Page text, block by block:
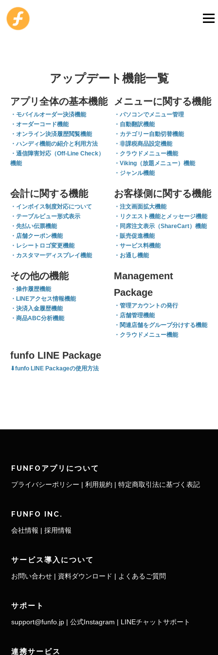
メニ
アカウント作成
無料
店舗ログイン
beta
アップデート機能一覧
アプリ全体の基本機能
・モバイルオーダー決済機能
・オーダーコード機能
・オンライン決済履歴閲覧機能
・ハンディ機能の紹介と利用方法
・通信障害対応（Off-Line Check）
機能
メニューに関する機能
・パソコンでメニュー管理
・自動翻訳機能
・カテゴリー自動切替機能
・非課税商品設定機能
・クラウドメニュー機能
・Viking（放題メニュー）機能
・ジャンル機能
会計に関する機能
・インボイス制度対応について
・テーブルビュー形式表示
・先払い伝票機能
・店舗クーポン機能
・レシートロゴ変更機能
・カスタマーディスプレイ機能
お客様側に関する機能
・注文画面拡大機能
・リクエスト機能とメッセージ機能
・同席注文表示（ShareCart）機能
・販売促進機能
・サービス料機能
・お通し機能
その他の機能
・操作履歴機能
・LINEアクセス情報機能
・決済入金履歴機能
・商品ABC分析機能
Management
Package
・管理アカウントの発行
・店舗管理機能
・関連店舗をグループ分けする機能
・クラウドメニュー機能
funfo LINE Package
funfo LINE Packageの使用方法
FUNFOアプリについて
プライバシーポリシー | 利用規約 | 特定商取引法に基づく表記
FUNFO INC.
会社情報 | 採用情報
サービス導入について
お問い合わせ | 資料ダウンロード | よくあるご質問
サポート
support@funfo.jp | 公式Instagram | LINEチャットサポート
連携サービス